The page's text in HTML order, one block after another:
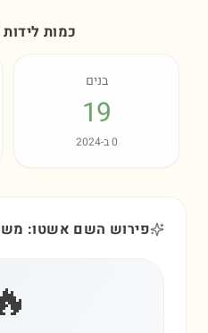
כמות
בנים
19
0ב-2024
פירוש השם אשטו: